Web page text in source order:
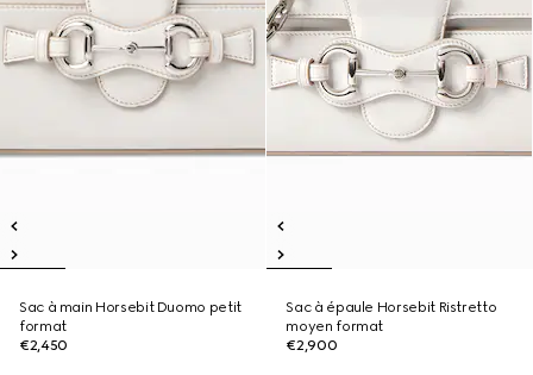
Sac à main Horsebit Duomo petit
format
€2,450
Sac à épaule Horsebit Ristretto
moyen format
€2,900